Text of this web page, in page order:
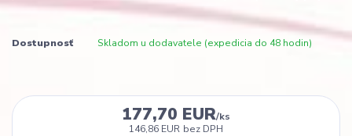
Dostupnosť Skladom u dodavatele (expedicia do 48 hodin)
177,70 EUR/ks
146,86 EUR bez DPH